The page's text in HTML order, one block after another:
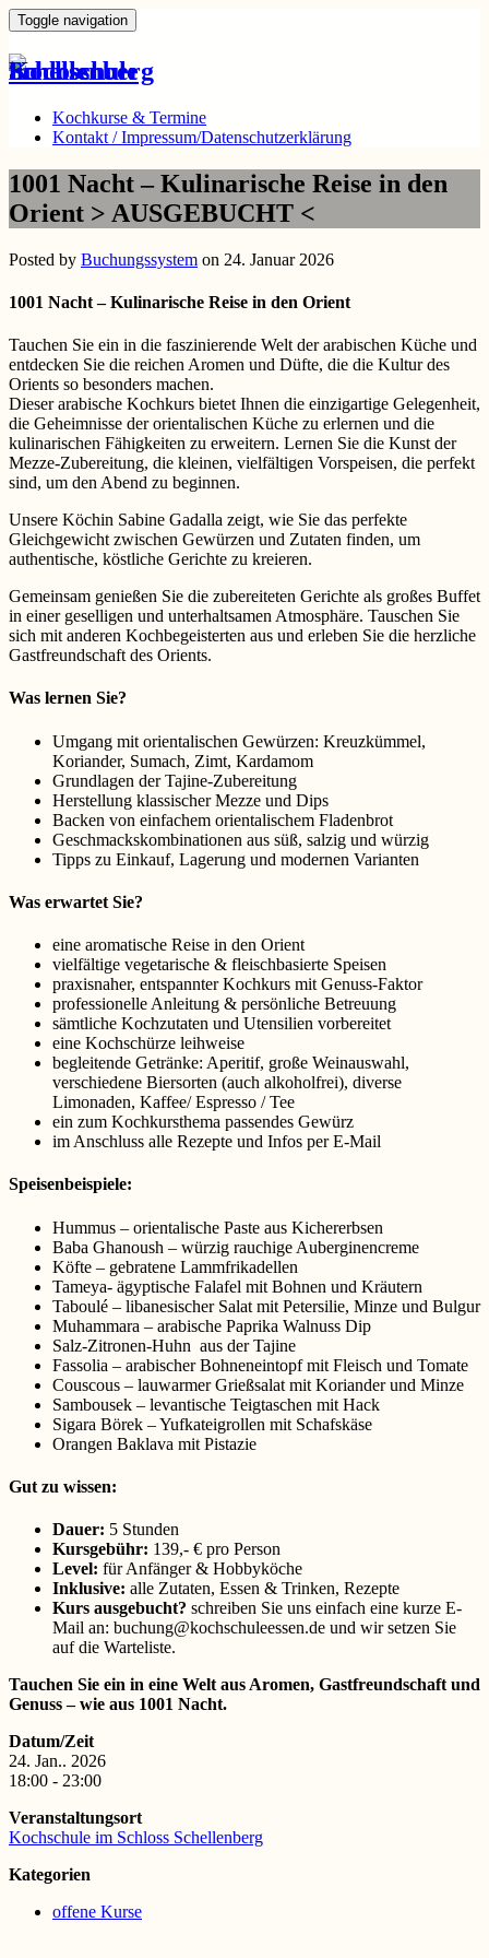
Toggle navigation
Kochkurse & Termine
Kontakt / Impressum/Datenschutzerklärung
1001 Nacht – Kulinarische Reise in den
Orient > AUSGEBUCHT <
Posted by Buchungssystem on 24. Januar 2026
1001 Nacht – Kulinarische Reise in den Orient
Tauchen Sie ein in die faszinierende Welt der arabischen Küche und
entdecken Sie die reichen Aromen und Düfte, die die Kultur des
Orients so besonders machen.
Dieser arabische Kochkurs bietet Ihnen die einzigartige Gelegenheit,
die Geheimnisse der orientalischen Küche zu erlernen und die
kulinarischen Fähigkeiten zu erweitern. Lernen Sie die Kunst der
Mezze-Zubereitung, die kleinen, vielfältigen Vorspeisen, die perfekt
sind, um den Abend zu beginnen.
Unsere Köchin Sabine Gadalla zeigt, wie Sie das perfekte
Gleichgewicht zwischen Gewürzen und Zutaten finden, um
authentische, köstliche Gerichte zu kreieren.
Gemeinsam genießen Sie die zubereiteten Gerichte als großes Buffet
in einer geselligen und unterhaltsamen Atmosphäre. Tauschen Sie
sich mit anderen Kochbegeisterten aus und erleben Sie die herzliche
Gastfreundschaft des Orients.
Was lernen Sie?
Umgang mit orientalischen Gewürzen: Kreuzkümmel,
Koriander, Sumach, Zimt, Kardamom
Grundlagen der Tajine-Zubereitung
Herstellung klassischer Mezze und Dips
Backen von einfachem orientalischem Fladenbrot
Geschmackskombinationen aus süß, salzig und würzig
Tipps zu Einkauf, Lagerung und modernen Varianten
Was erwartet Sie?
eine aromatische Reise in den Orient
vielfältige vegetarische & fleischbasierte Speisen
praxisnaher, entspannter Kochkurs mit Genuss-Faktor
professionelle Anleitung & persönliche Betreuung
sämtliche Kochzutaten und Utensilien vorbereitet
eine Kochschürze leihweise
begleitende Getränke: Aperitif, große Weinauswahl,
verschiedene Biersorten (auch alkoholfrei), diverse
Limonaden, Kaffee/ Espresso / Tee
ein zum Kochkursthema passendes Gewürz
im Anschluss alle Rezepte und Infos per E-Mail
Speisenbeispiele:
Hummus – orientalische Paste aus Kichererbsen
Baba Ghanoush – würzig rauchige Auberginencreme
Köfte – gebratene Lammfrikadellen
Tameya- ägyptische Falafel mit Bohnen und Kräutern
Taboulé – libanesischer Salat mit Petersilie, Minze und Bulgur
Muhammara – arabische Paprika Walnuss Dip
Salz-Zitronen-Huhn aus der Tajine
Fassolia – arabischer Bohneneintopf mit Fleisch und Tomate
Couscous – lauwarmer Grießsalat mit Koriander und Minze
Sambousek – levantische Teigtaschen mit Hack
Sigara Börek – Yufkateigrollen mit Schafskäse
Orangen Baklava mit Pistazie
Gut zu wissen:
Dauer: 5 Stunden
Kursgebühr: 139,- € pro Person
Level: für Anfänger & Hobbyköche
Inklusive: alle Zutaten, Essen & Trinken, Rezepte
Kurs ausgebucht? schreiben Sie uns einfach eine kurze E-
Mail an: buchung@kochschuleessen.de und wir setzen Sie
auf die Warteliste.
Tauchen Sie ein in eine Welt aus Aromen, Gastfreundschaft und
Genuss – wie aus 1001 Nacht.
Datum/Zeit
24. Jan.. 2026
18:00 - 23:00
Veranstaltungsort
Kochschule im Schloss Schellenberg
Kategorien
offene Kurse